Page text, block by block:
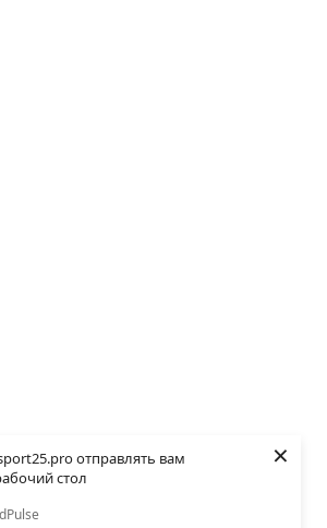
отправлять вам
стол
×